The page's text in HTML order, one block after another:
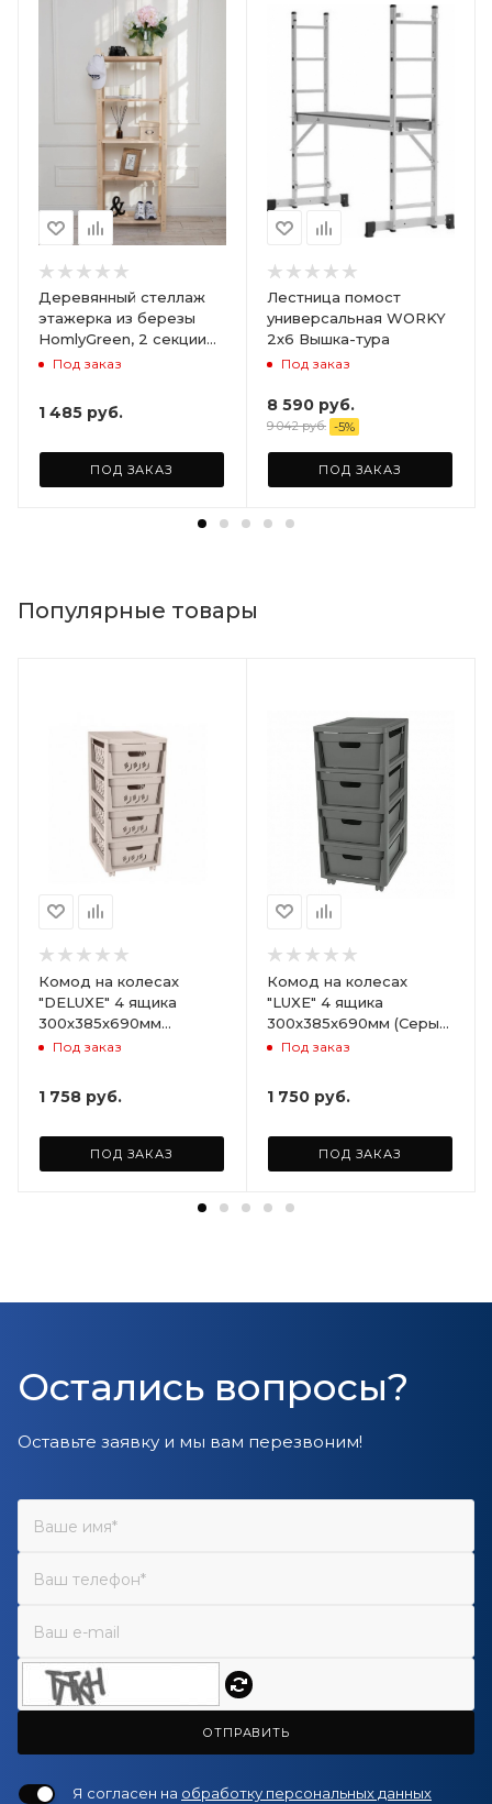
Деревянный стеллаж
этажерка из березы
HomlyGreen, 2 секции
на 5 полок. Размер
Под заказ
1 485 руб.
ПОД ЗАКАЗ
Лестница помост
универсальная WORKY
2х6 Вышка-тура
Под заказ
8 590 руб.
9 042руб. -5%
ПОД ЗАКАЗ
Популярные товары
Комод на колесах
"DELUXE" 4 ящика
300х385х690мм
(Светло-бежевый)
Под заказ
1 758 руб.
ПОД ЗАКАЗ
Комод на колесах
"LUXE" 4 ящика
300х385х690мм (Серый)
ARD258086
Под заказ
1 750 руб.
ПОД ЗАКАЗ
Остались вопросы?
Оставьте заявку и мы вам перезвоним!
ОТПРАВИТЬ
Я согласен на обработку персональных данных